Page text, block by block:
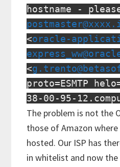
hostname -
<oracle-
<
proto=ESMTP
38-00-95-
The problem is not the
those of Amazon where
hosted. Our ISP has
in whitelist and now the